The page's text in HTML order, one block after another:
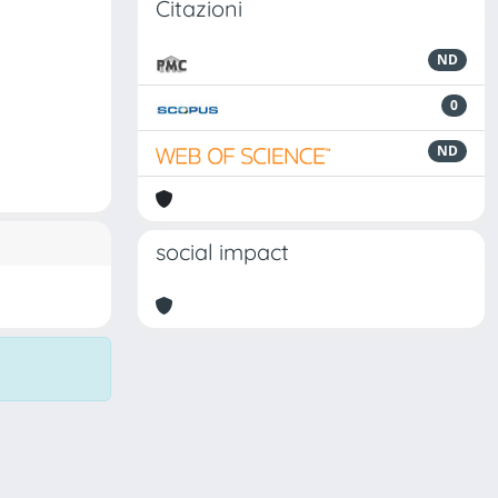
Citazioni
ND
0
ND
social impact